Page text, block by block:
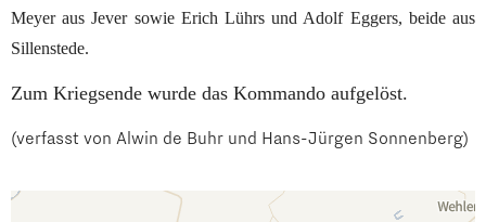
Meyer aus Jever sowie Erich Lührs und Adolf Eggers, beide aus
Sillenstede.
Zum Kriegsende wurde das Kommando aufgelöst.
(verfasst von Alwin de Buhr und Hans-Jürgen Sonnenberg)